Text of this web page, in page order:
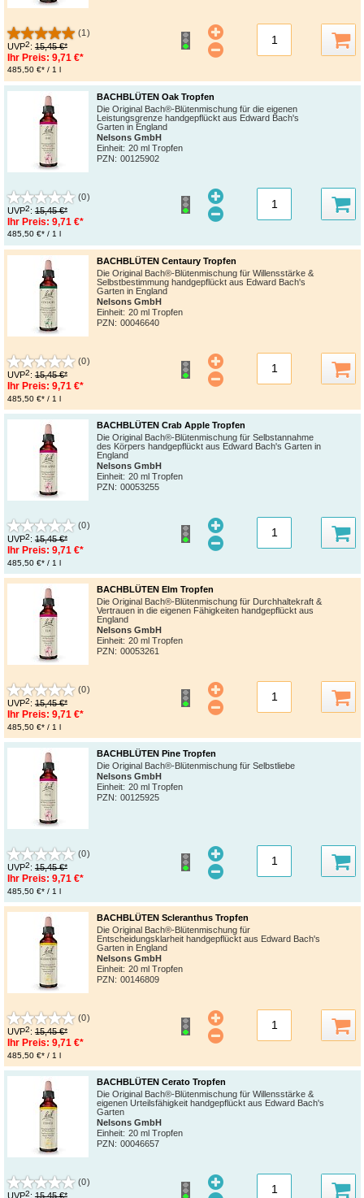
(1)
UVP2: 15,45 €*
Ihr Preis: 9,71 €*
485,50 €* / 1 l
BACHBLÜTEN Oak Tropfen
Die Original Bach®-Blütenmischung für die eigenen
Leistungsgrenze handgepflückt aus Edward Bach's
Garten in England
Nelsons GmbH
Einheit: 20 ml Tropfen
PZN: 00125902
(0)
UVP2: 15,45 €*
Ihr Preis: 9,71 €*
485,50 €* / 1 l
BACHBLÜTEN Centaury Tropfen
Die Original Bach®-Blütenmischung für Willensstärke &
Selbstbestimmung handgepflückt aus Edward Bach's
Garten in England
Nelsons GmbH
Einheit: 20 ml Tropfen
PZN: 00046640
(0)
UVP2: 15,45 €*
Ihr Preis: 9,71 €*
485,50 €* / 1 l
BACHBLÜTEN Crab Apple Tropfen
Die Original Bach®-Blütenmischung für Selbstannahme
des Körpers handgepflückt aus Edward Bach's Garten in
England
Nelsons GmbH
Einheit: 20 ml Tropfen
PZN: 00053255
(0)
UVP2: 15,45 €*
Ihr Preis: 9,71 €*
485,50 €* / 1 l
BACHBLÜTEN Elm Tropfen
Die Original Bach®-Blütenmischung für Durchhaltekraft &
Vertrauen in die eigenen Fähigkeiten handgepflückt aus
England
Nelsons GmbH
Einheit: 20 ml Tropfen
PZN: 00053261
(0)
UVP2: 15,45 €*
Ihr Preis: 9,71 €*
485,50 €* / 1 l
BACHBLÜTEN Pine Tropfen
Die Original Bach®-Blütenmischung für Selbstliebe
Nelsons GmbH
Einheit: 20 ml Tropfen
PZN: 00125925
(0)
UVP2: 15,45 €*
Ihr Preis: 9,71 €*
485,50 €* / 1 l
BACHBLÜTEN Scleranthus Tropfen
Die Original Bach®-Blütenmischung für
Entscheidungsklarheit handgepflückt aus Edward Bach's
Garten in England
Nelsons GmbH
Einheit: 20 ml Tropfen
PZN: 00146809
(0)
UVP2: 15,45 €*
Ihr Preis: 9,71 €*
485,50 €* / 1 l
BACHBLÜTEN Cerato Tropfen
Die Original Bach®-Blütenmischung für Willensstärke &
eigenen Urteilsfähigkeit handgepflückt aus Edward Bach's
Garten
Nelsons GmbH
Einheit: 20 ml Tropfen
PZN: 00046657
(0)
UVP2: 15,45 €*